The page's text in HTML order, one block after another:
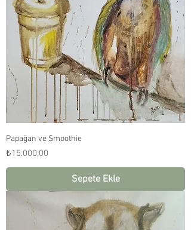
Papağan ve Smoothie
Fiyat
₺15.000,00
Sepete Ekle